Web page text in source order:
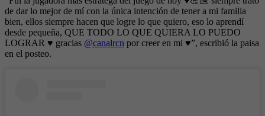
de dar lo mejor de mí con la única intención de tener a mi familia
bien, ellos siempre hacen que logre lo que quiero, eso lo aprendí
desde pequeña, QUE TODO LO QUE QUIERA LO PUEDO
LOGRAR ♥️ gracias @canalrcn por creer en mi ♥️”, escribió la paisa
en el posteo.